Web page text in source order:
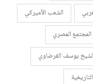
الشعب الأميركي
المجتمع المصري
يوسف القرضاوي